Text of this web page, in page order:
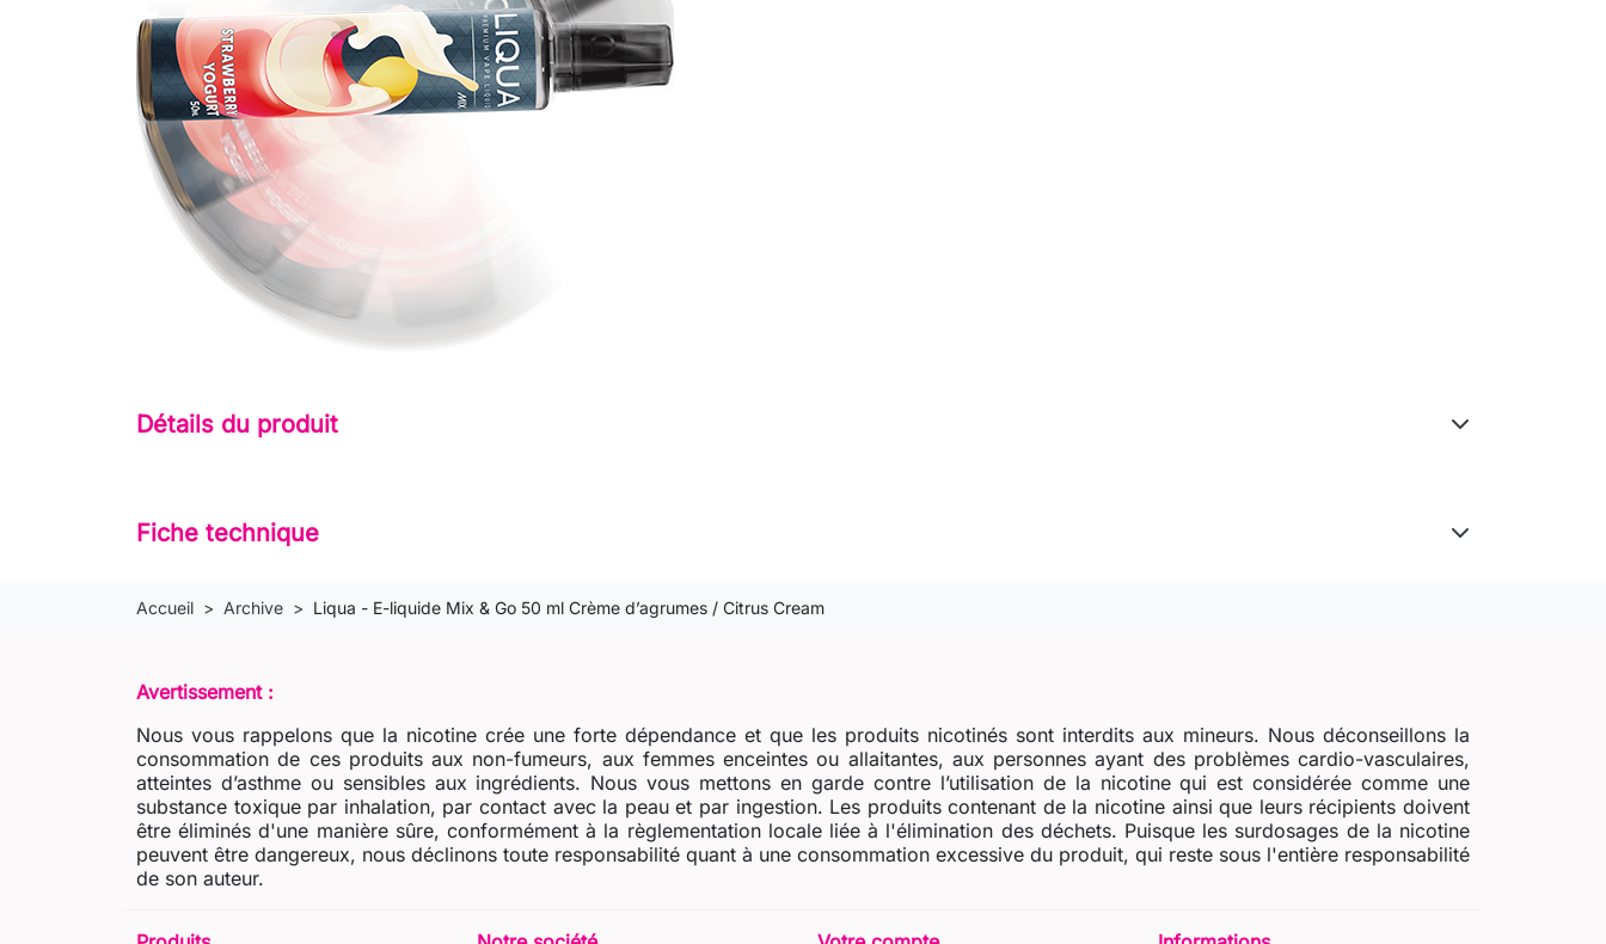
Détails du produit
Fiche technique
Accueil Archive Liqua - E-liquide Mix & Go 50 ml Crème d’agrumes / Citrus Cream
Avertissement :
Nous vous rappelons que la nicotine crée une forte dépendance et que les produits nicotinés sont interdits aux mineurs. Nous déconseillons la
consommation de ces produits aux non-fumeurs, aux femmes enceintes ou allaitantes, aux personnes ayant des problèmes cardio-vasculaires,
atteintes d’asthme ou sensibles aux ingrédients. Nous vous mettons en garde contre l’utilisation de la nicotine qui est considérée comme une
substance toxique par inhalation, par contact avec la peau et par ingestion. Les produits contenant de la nicotine ainsi que leurs récipients doivent
être éliminés d'une manière sûre, conformément à la règlementation locale liée à l'élimination des déchets. Puisque les surdosages de la nicotine
peuvent être dangereux, nous déclinons toute responsabilité quant à une consommation excessive du produit, qui reste sous l'entière responsabilité
de son auteur.